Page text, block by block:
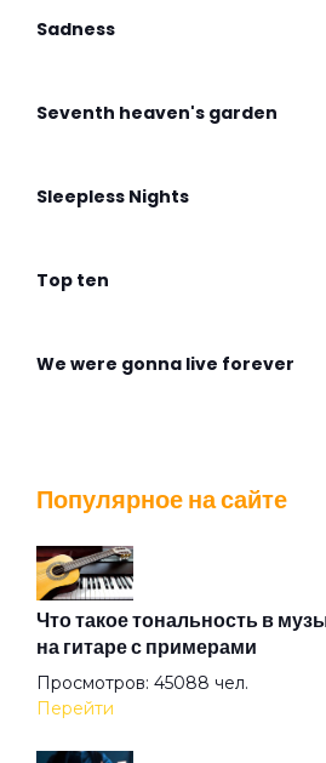
Sadness
Seventh heaven's garden
Sleepless Nights
Top ten
We were gonna live forever
Алиса
Алмазная душа
Популярное на сайте
Что такое тональность в
на гитаре с примерами
Просмотров: 45088 чел.
Перейти